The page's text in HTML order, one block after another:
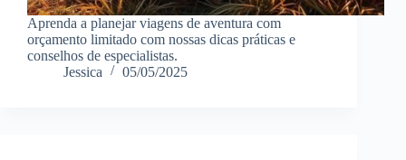
Aprenda a planejar viagens de aventura com
orçamento limitado com nossas dicas práticas e
conselhos de especialistas.
Jessica
05/05/2025